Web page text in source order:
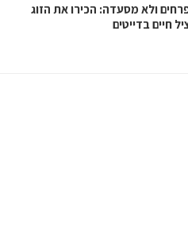
ולא מסעדה: הכירו את הזוג
חיים בדייטים